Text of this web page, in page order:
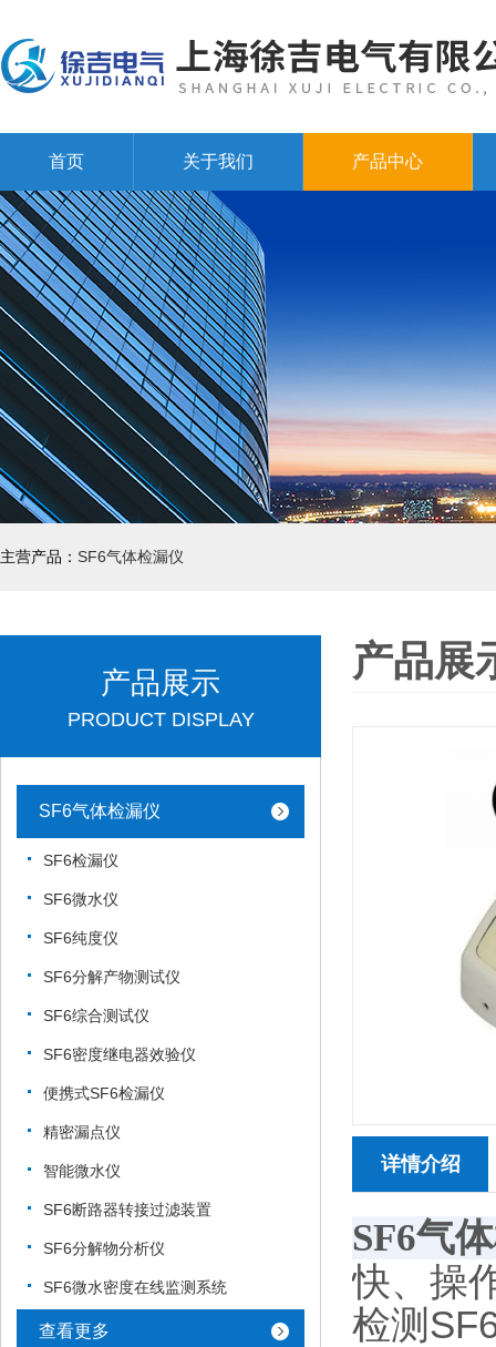
首页 关于我们 产品中心
主营产品： SF6气体检漏仪
产品展示
PRODUCT DISPLAY
SF6气体检漏仪
SF6检漏仪
SF6微水仪
SF6纯度仪
SF6分解产物测试仪
SF6综合测试仪
SF6密度继电器效验仪
便携式SF6检漏仪
精密漏点仪
智能微水仪
SF6断路器转接过滤装置
SF6分解物分析仪
SF6微水密度在线监测系统
查看更多
产品展
详情介绍
SF6气
快、操
检测